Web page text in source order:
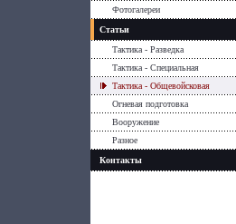
Фотогалереи
Статьи
Тактика - Разведка
Тактика - Специальная
Тактика - Общевойсковая
Огневая подготовка
Вооружение
Разное
Контакты